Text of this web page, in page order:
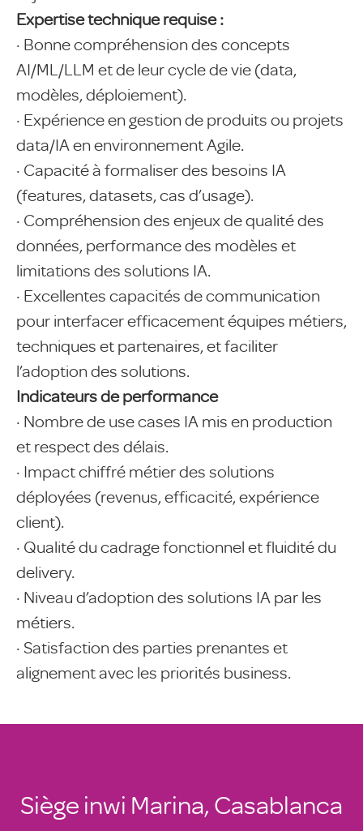
Expertise technique requise :
· Bonne compréhension des concepts
AI/ML/LLM et de leur cycle de vie (data,
modèles, déploiement).
· Expérience en gestion de produits ou projets
data/IA en environnement Agile.
· Capacité à formaliser des besoins IA
(features, datasets, cas d’usage).
· Compréhension des enjeux de qualité des
données, performance des modèles et
limitations des solutions IA.
· Excellentes capacités de communication
pour interfacer efficacement équipes métiers,
techniques et partenaires, et faciliter
l’adoption des solutions.
Indicateurs de performance
· Nombre de use cases IA mis en production
et respect des délais.
· Impact chiffré métier des solutions
déployées (revenus, efficacité, expérience
client).
· Qualité du cadrage fonctionnel et fluidité du
delivery.
· Niveau d’adoption des solutions IA par les
métiers.
· Satisfaction des parties prenantes et
alignement avec les priorités business.
Siège inwi Marina, Casablanca